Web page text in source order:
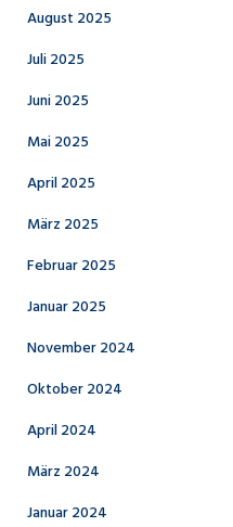
August 2025
Juli 2025
Juni 2025
Mai 2025
April 2025
März 2025
Februar 2025
Januar 2025
November 2024
Oktober 2024
April 2024
März 2024
Januar 2024